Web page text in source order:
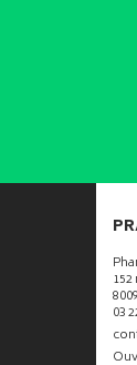
03